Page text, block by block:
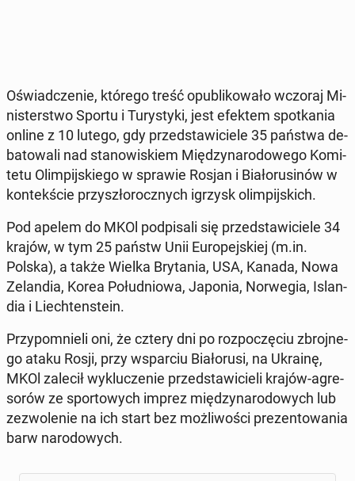
Oświad­cze­nie, którego treść opu­bli­ko­wa­ło wczoraj Mi­
ni­ster­stwo Sportu i Tu­ry­sty­ki, jest efektem spo­tka­nia
online z 10 lutego, gdy przed­sta­wi­cie­le 35 państwa de­
ba­to­wa­li nad sta­no­wi­skiem Mię­dzy­na­ro­do­we­go Ko­mi­
te­tu Olim­pij­skie­go w sprawie Rosjan i Bia­ło­ru­si­nów w
kon­tek­ście przy­szło­rocz­nych igrzysk olim­pij­skich.
Pod apelem do MKOl pod­pi­sa­li się przed­sta­wi­cie­le 34
krajów, w tym 25 państw Unii Eu­ro­pej­skiej (m.in.
Polska), a także Wielka Bry­ta­nia, USA, Kanada, Nowa
Ze­lan­dia, Korea Po­łu­dnio­wa, Japonia, Nor­we­gia, Is­lan­
dia i Liech­ten­ste­in.
Przy­po­mnie­li oni, że cztery dni po roz­po­czę­ciu zbroj­ne­
go ataku Rosji, przy wspar­ciu Bia­ło­ru­si, na Ukrainę,
MKOl zalecił wy­klu­cze­nie przed­sta­wi­cie­li krajów-agre­
so­rów ze spor­to­wych imprez mię­dzy­na­ro­do­wych lub
ze­zwo­le­nie na ich start bez moż­li­wo­ści pre­zen­to­wa­nia
barw na­ro­do­wych.